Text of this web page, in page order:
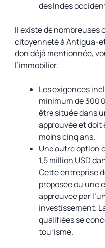
des Indes
Il existe de nombreuses
citoyenneté à Antigua-
don déjà mentionnée,
l’immobilier.
Les exigences
minimum de 300
être située dans
approuvée et doit
moins cinq ans.
Une autre option
1,5 million USD
Cette entreprise
proposée ou une
approuvée par
investissement.
qualifiées se
tourisme.